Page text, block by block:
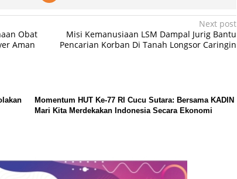
Obat
Aman
Next post
Misi Kemanusiaan LSM Dampal Jurig Bantu
Pencarian Korban Di Tanah Longsor Caringin
Momentum HUT Ke-77 RI Cucu Sutara: Bersama KADIN
Mari Kita Merdekakan Indonesia Secara Ekonomi